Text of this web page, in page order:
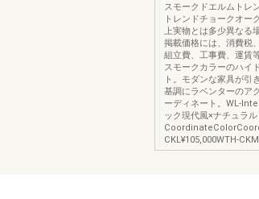
スモークドエルムトレ
トレンドチョークオー
上実物とは多少異なる
掲載価格には、消費税
組立費、工事費、運賃
スモークカラーのハイ
ト。モダンな家具が引
基調にラベンターのア
ーディネート。WL-
ック現代風×ナチュラ
CKL¥105,000WTH-